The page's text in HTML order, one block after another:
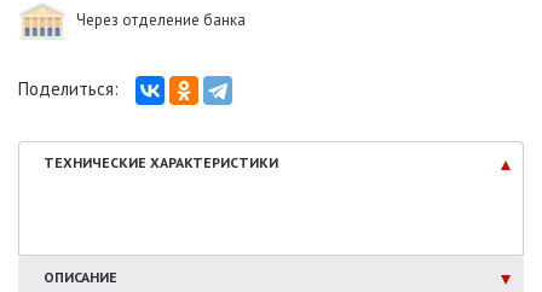
Через отделение банка
Поделиться:
ТЕХНИЧЕСКИЕ ХАРАКТЕРИСТИКИ
ОПИСАНИЕ